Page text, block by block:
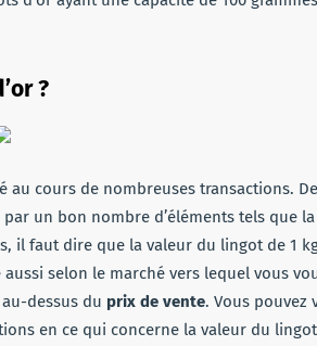
?
au cours de nombreuses transactions.
un bon nombre d’éléments tels que
il faut dire que la valeur du lingot de 1
selon le marché vers lequel vous
dessus du prix de vente. Vous pouvez
en ce qui concerne la valeur du lingot